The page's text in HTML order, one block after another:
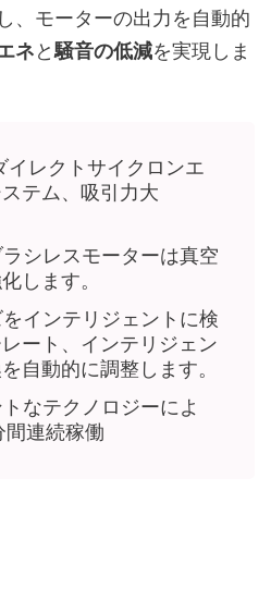
、モーターの出力を自動的
ネと騒音の低減を実現しま
イレクトサイクロンエ
テム、吸引力大
シレスモーターは真空
します。
インテリジェントに検
ート、インテリジェン
自動的に調整します。
なテクノロジーによ
間連続稼働